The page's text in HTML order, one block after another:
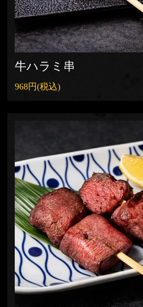
牛ハラミ串
968円(税込)